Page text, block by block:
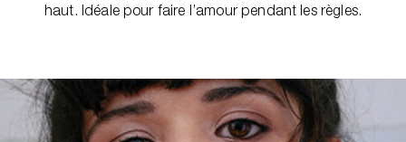
haut. Idéale pour faire l’amour pendant les règles.